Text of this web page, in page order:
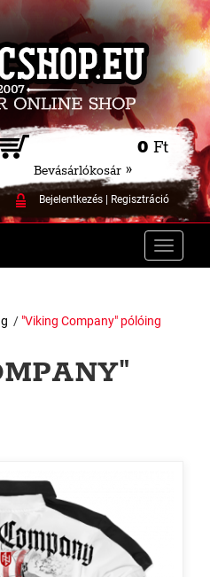
0 Ft
Bevásárlókosár »
Bejelentkezés| Regisztráció
Toggle
/ "Viking Company" pólóing